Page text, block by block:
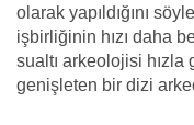
olarak yapıldığını
işbirliğinin hızı daha
sualtı arkeolojisi hızla
genişleten bir dizi